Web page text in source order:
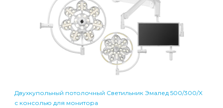
Двухкупольный потолочный Светильник Эмалед 500/300/X
с консолью для монитора